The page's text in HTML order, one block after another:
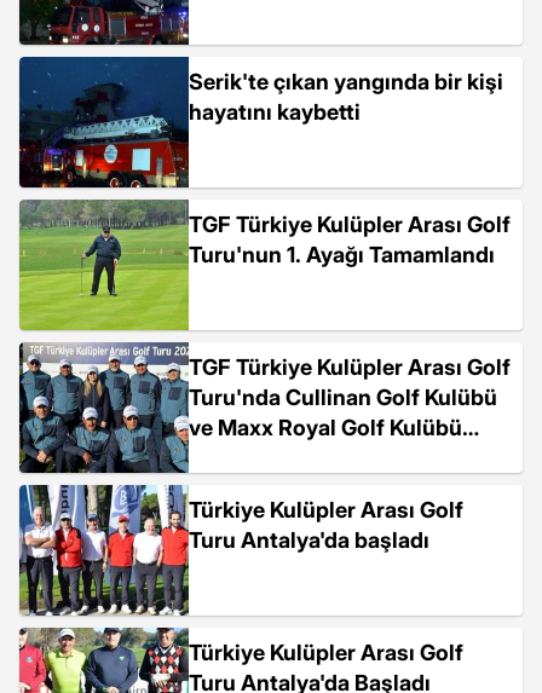
Serik'te çıkan yangında bir kişi
hayatını kaybetti
TGF Türkiye Kulüpler Arası Golf
Turu'nun 1. Ayağı Tamamlandı
TGF Türkiye Kulüpler Arası Golf
Turu'nda Cullinan Golf Kulübü
ve Maxx Royal Golf Kulübü
Türkiye Kulüpler Arası Golf
Turu Antalya'da başladı
Türkiye Kulüpler Arası Golf
Turu Antalya'da Başladı